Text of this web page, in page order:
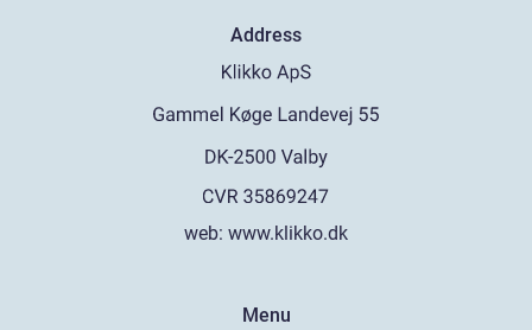
Address
web: www.klikko.dk
Menu